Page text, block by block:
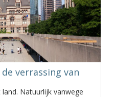
verrassing van
Natuurlijk vanwege